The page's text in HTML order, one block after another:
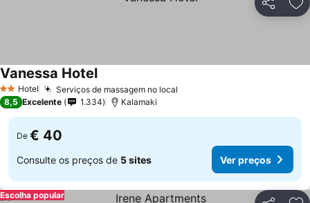
Partilhar
2 Estrelas
Hotel Serviços de massagem no local
Vanessa Hotel
8,5 Excelente 1.334 Kalamaki
De € 40
Consulte os preços de 5 sites Ver preços
Escolha popular